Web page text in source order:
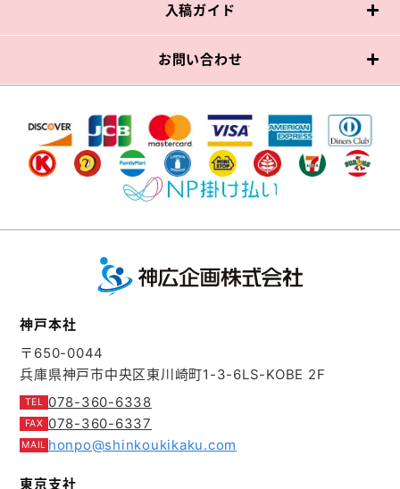
入稿ガイド
お問い合わせ
神戸本社
〒650-0044
兵庫県神戸市中央区東川崎町1-3-6LS-KOBE 2F
078-360-6338
078-360-6337
honpo@shinkoukikaku.com
東京支社